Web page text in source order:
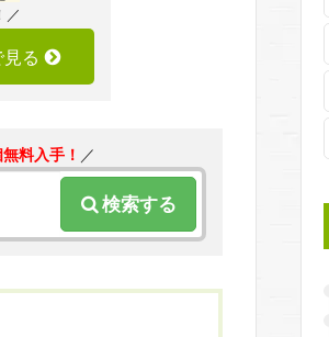
／
る
料入手！ ／
検索する